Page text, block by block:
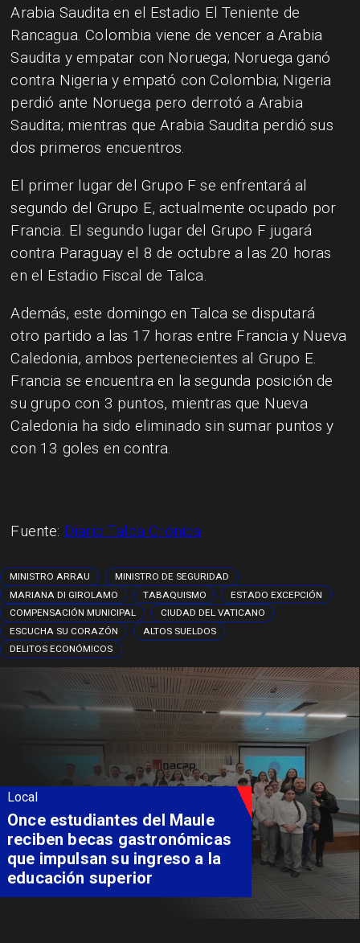
Arabia Saudita en el Estadio El Teniente de
Rancagua. Colombia viene de vencer a Arabia
Saudita y empatar con Noruega; Noruega ganó
contra Nigeria y empató con Colombia; Nigeria
perdió ante Noruega pero derrotó a Arabia
Saudita; mientras que Arabia Saudita perdió sus
dos primeros encuentros.
El primer lugar del Grupo F se enfrentará al
segundo del Grupo E, actualmente ocupado por
Francia. El segundo lugar del Grupo F jugará
contra Paraguay el 8 de octubre a las 20 horas
en el Estadio Fiscal de Talca.
Además, este domingo en Talca se disputará
otro partido a las 17 horas entre Francia y Nueva
Caledonia, ambos pertenecientes al Grupo E.
Francia se encuentra en la segunda posición de
su grupo con 3 puntos, mientras que Nueva
Caledonia ha sido eliminado sin sumar puntos y
con 13 goles en contra.
Fuente: Diario Talca Crónica
MINISTRO ARRAU
MINISTRO DE SEGURIDAD
MARIANA DI GIROLAMO
TABAQUISMO
ESTADO EXCEPCIÓN
COMPENSACIÓN MUNICIPAL
CIUDAD DEL VATICANO
ESCUCHA SU CORAZÓN
ALTOS SUELDOS
DELITOS ECONÓMICOS
Local
Álvarez-Salamanca lidera la
apuesta regional para
consolidar el Paso Pehuenche
como alternativa a Los
Libertadores